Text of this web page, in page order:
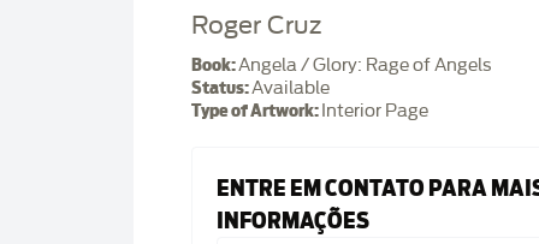
Roger Cruz
Book:Angela / Glory: Rage of Angels
Status:Available
Type of Artwork: Interior Page
ENTRE EM CONTATO PARA
INFORMAÇÕES